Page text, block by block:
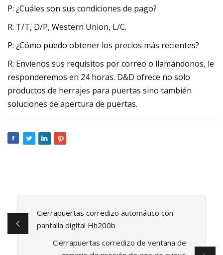
P: ¿Cuáles son sus condiciones de pago?
R: T/T, D/P, Western Union, L/C.
P: ¿Cómo puedo obtener los precios más recientes?
R: Envíenos sus requisitos por correo o llamándonos, le
responderemos en 24 horas. D&D ofrece no solo
productos de herrajes para puertas sino también
soluciones de apertura de puertas.
Cierrapuertas corredizo automático con
pantalla digital Hh200b
Cierrapuertas corredizo de ventana de